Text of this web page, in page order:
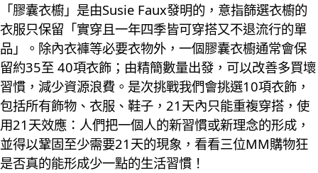
「膠囊衣櫥」是由Susie Faux發明的，意指篩選衣櫥的
衣服只保留「實穿且一年四季皆可穿搭又不退流行的單
品」。除內衣褲等必要衣物外，一個膠囊衣櫥通常會保
留約35至 40項衣飾；由精簡數量出發，可以改善多買壞
習慣，減少資源浪費。是次挑戰我們會挑選10項衣飾，
包括所有飾物、衣服、鞋子，21天內只能重複穿搭，使
用21天效應：人們把一個人的新習慣或新理念的形成，
並得以鞏固至少需要21天的現象，看看三位MM購物狂
是否真的能形成少一點的生活習慣！